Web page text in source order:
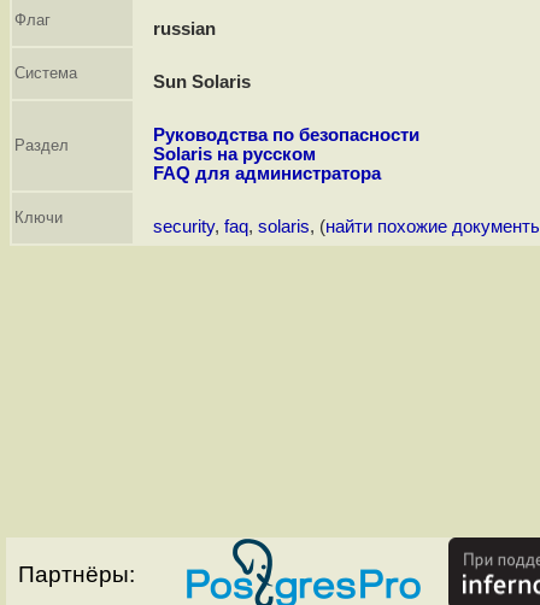
Флаг russian
Система Sun Solaris
Раздел
Руководства по безопасности
Solaris на русском
FAQ для администратора
Ключи security, faq, solaris, (найти похожие
Партнёры: